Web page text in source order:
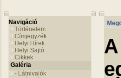
Navigáció
Történelem
Címjegyzék
Helyi Hírek
Helyi Sajtó
Cikkek
Galéria
- Látnivalók